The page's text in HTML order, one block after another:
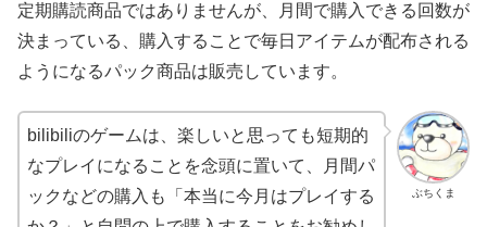
定期購読商品ではありませんが、月間で購入できる回数が
決まっている、購入することで毎日アイテムが配布される
ようになるパック商品は販売しています。
ぶちくま
bilibiliのゲームは、楽しいと思っても短期的
なプレイになることを念頭に置いて、月間パ
ックなどの購入も「本当に今月はプレイする